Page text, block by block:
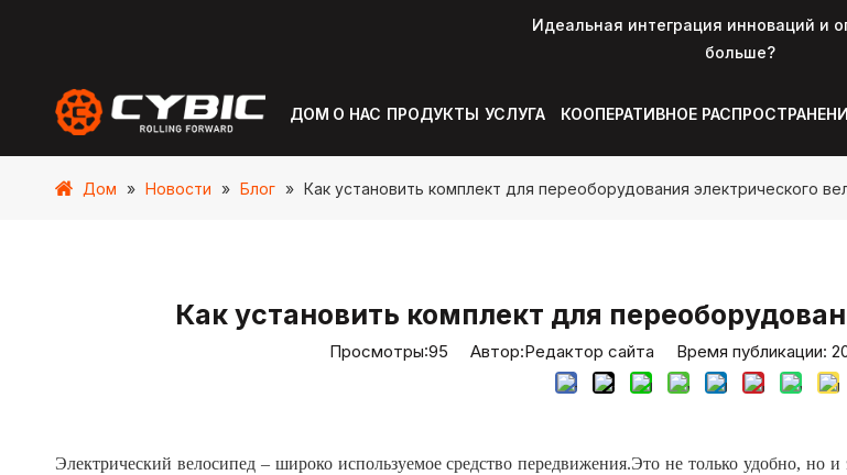
Идеальная интеграция инноваций и
больше?
ДОМ О НАС ПРОДУКТЫ УСЛУГА КООПЕРАТИВНОЕ
Дом » Новости » Блог » Как установить комплект для переоборудования электрического
Как установить комплект для
Просмотры:95 Автор:Pедактор сайта Время публикации:
Электрический велосипед – широко используемое средство передвижения.Это не только удобно, но